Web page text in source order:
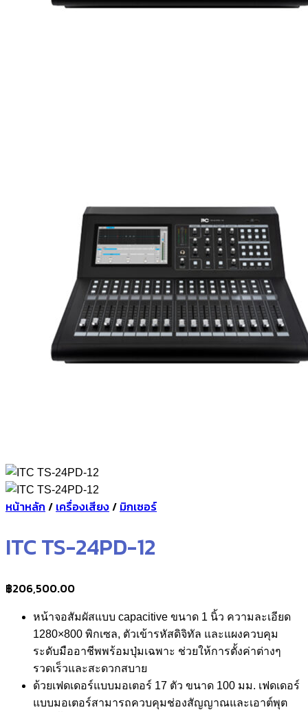
หน้าหลัก / เครื่องเสียง/ มิกเซอร์
ITC TS-24PD-12
฿206,500.00
หน้าจอสัมผัสแบบ capacitive ขนาด 1 นิ้ว ความละเอียด
1280×800 พิกเซล, ตัวเข้ารหัสดิจิทัล และแผงควบคุม
ระดับมืออาชีพพร้อมปุ่มเฉพาะ ช่วยให้การตั้งค่าต่างๆ
รวดเร็วและสะดวกสบาย
ด้วยเฟดเดอร์แบบมอเตอร์ 17 ตัว ขนาด 100 มม. เฟดเดอร์
แบบมอเตอร์สามารถควบคุมช่องสัญญาณและเอาต์พุต